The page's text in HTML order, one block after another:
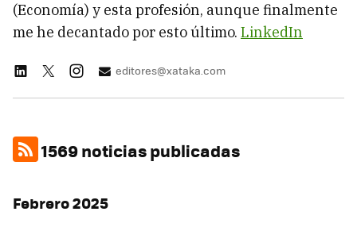
(Economía) y esta profesión, aunque finalmente
me he decantado por esto último. LinkedIn
editores@xataka.com
1569 noticias publicadas
Febrero 2025